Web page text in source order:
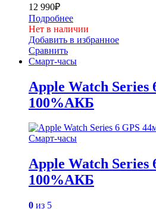
12 990₽
Подробнее
Нет в наличии
Добавить в избранное
Сравнить
Смарт-часы
Apple Watch Series
100%АКБ
Смарт-часы
Apple Watch Series
100%АКБ
0 из 5